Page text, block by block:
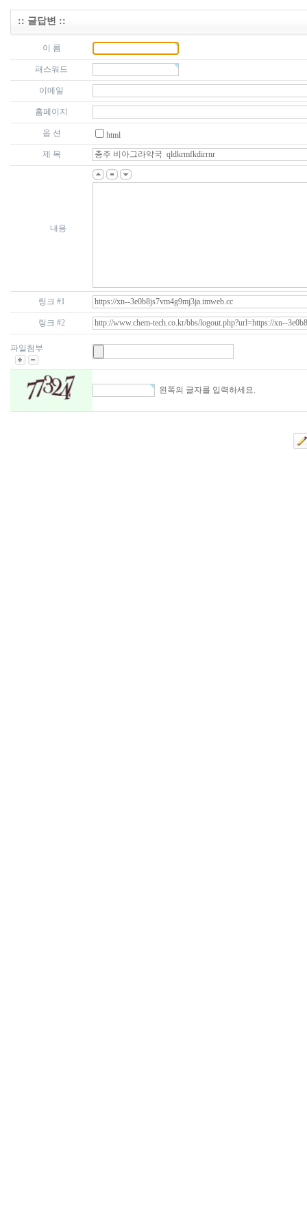
:: 글답변 ::
이 름
패스워드
이메일
홈페이지
옵 션
html
제 목
내용
링크 #1
링크 #2
파일첨부
왼쪽의 글자를 입력하세요.